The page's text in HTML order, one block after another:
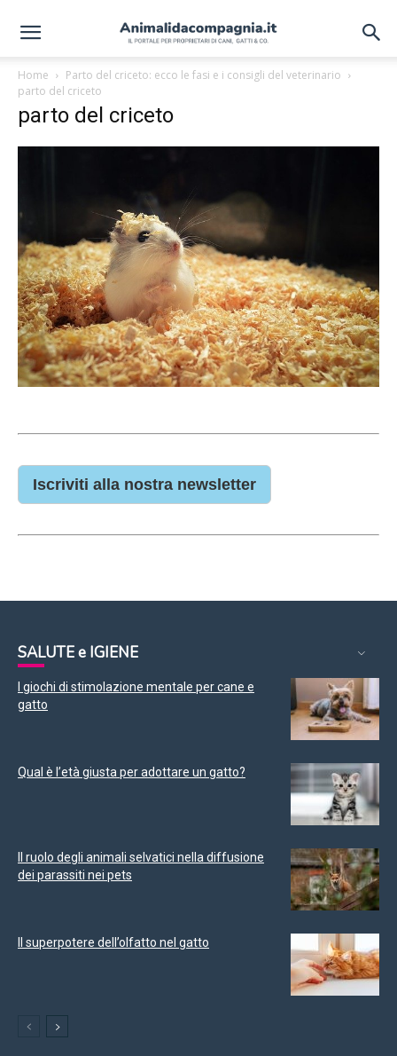
Home
Parto del criceto: ecco le fasi e i consigli del veterinario
parto del criceto
parto del criceto
Iscriviti alla nostra newsletter
SALUTE e IGIENE
I giochi di stimolazione mentale per cane e
gatto
Qual è l’età giusta per adottare un gatto?
Il ruolo degli animali selvatici nella diffusione
dei parassiti nei pets
Il superpotere dell’olfatto nel gatto